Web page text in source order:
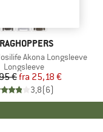
Akona Longsleeve
Produktgruppe
Longsleeve
Pris
€ Nedsat pris
fra 25,18 €
3,8(6)